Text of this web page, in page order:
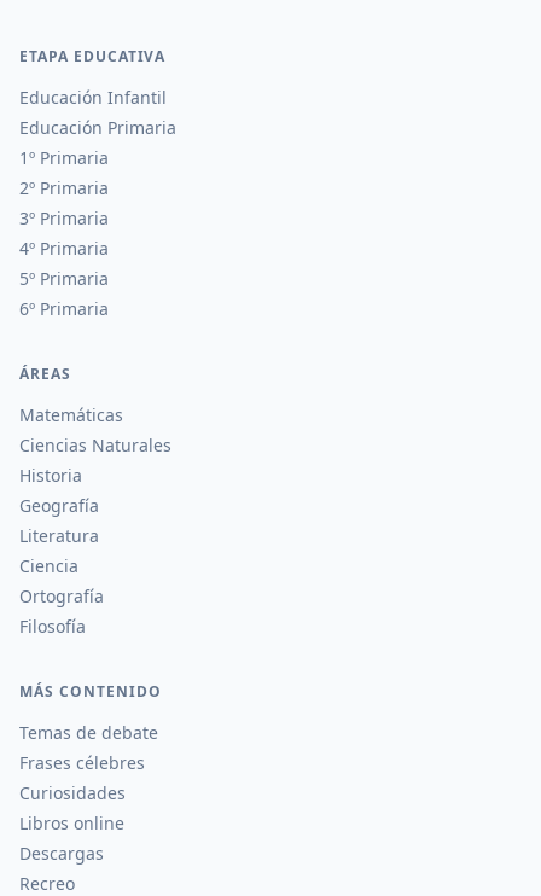
ETAPA EDUCATIVA
Educación Infantil
Educación Primaria
1º Primaria
2º Primaria
3º Primaria
4º Primaria
5º Primaria
6º Primaria
ÁREAS
Matemáticas
Ciencias Naturales
Historia
Geografía
Literatura
Ciencia
Ortografía
Filosofía
MÁS CONTENIDO
Temas de debate
Frases célebres
Curiosidades
Libros online
Descargas
Recreo